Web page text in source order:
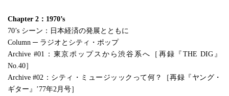
Chapter 2：1970’s
70’s シーン：日本経済の発展とともに
Column ─ ラジオとシティ・ポップ
Archive #01：東京ポップスから渋谷系へ［再録『THE DIG』
No.40］
Archive #02：シティ・ミュージッックって何？［再録『ヤング・
ギター』’77年2月号］